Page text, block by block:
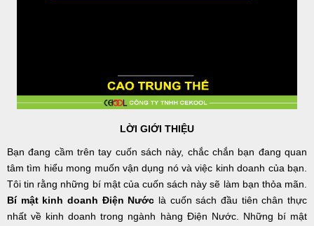
LỜI GIỚI THIỆU
Bạn đang cầm trên tay cuốn sách này, chắc chắn bạn đang quan
tâm tìm hiểu mong muốn vận dụng nó và việc kinh doanh của bạn.
Tôi tin rằng những bí mật của cuốn sách này sẽ làm bạn thỏa mãn.
Bí mật kinh doanh Điện Nước là cuốn sách đầu tiên chân thực
nhất về kinh doanh trong ngành hàng Điện Nước. Những bí mật